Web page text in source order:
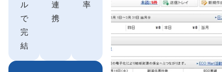
ル
で
完
結
連
携
率